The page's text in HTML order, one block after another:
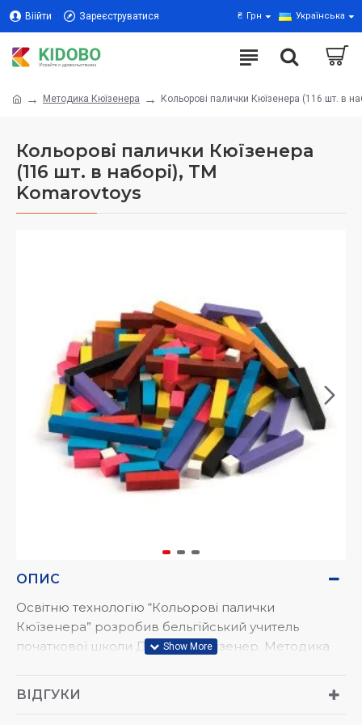
Віійти Зареєструватися ₴ Грн Українська
Методика Кюїзенера Кольорові палички Кюїзенера (116 шт. в
Кольорові палички Кюїзенера
(116 шт. в наборі), ТМ
Komarovtoys
ОПИС
Освітню технологію “Кольорові палички
Кюїзенера” розробив бельгійський учитель
початкової школи Джордж Кюїзенер. Методика
посібником, що дає змогу піднести дитину до
ВІДГУКИ